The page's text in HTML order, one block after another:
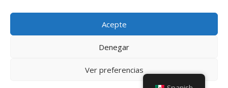
Acepte
Denegar
Ver preferencias